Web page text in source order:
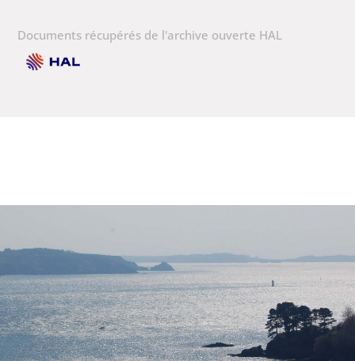
Documents récupérés de l'archive ouverte HAL